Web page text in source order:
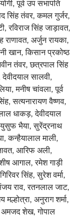
पूर्व उप सभापति
सिंह तंवर, कमल गुर्जर,
रविराज सिंह जाड़ावत,
राणावत, अर्जुन रायका,
खान, किसान प्रकोष्ठ
तंवर, छत्रपाल सिंह
देवीदयाल सालवी,
मनीष चांवला, पूर्व
सत्यनारायण वैष्णव,
धाकड़, देवीदयाल
युसुफ भैया, सुरेंद्रनाथ
कन्हैयालाल माली,
आरिफ अली,
आगाल, रमेश गाड़ी
सिंह, सुरेश वर्मा,
राव, रतनलाल जाट,
अनुराग शर्मा,
अमजद शेख, गोपाल